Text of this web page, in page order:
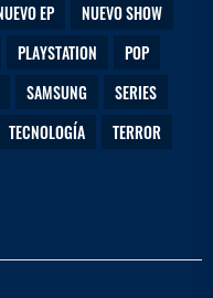
NUEVO EP
NUEVO SHOW
PLAYSTATION
POP
SAMSUNG
SERIES
TECNOLOGÍA
TERROR